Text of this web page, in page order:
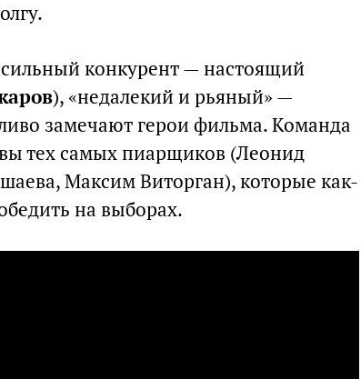
конкурент — настоящий
), «недалекий и рьяный» —
замечают герои фильма. Команда
тех самых пиарщиков (Леонид
Максим Виторган), которые как-
на выборах.